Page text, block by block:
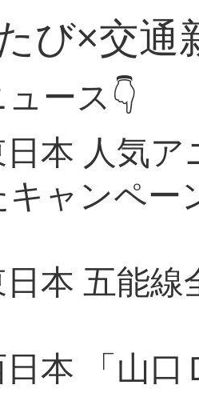
び×交通
ース👇
本 人気
キャンペー
本 五能
本 「山